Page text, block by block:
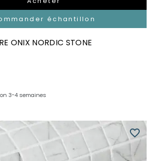
échantillon
ONIX NORDIC STONE
3-4 semaines
favorite_border